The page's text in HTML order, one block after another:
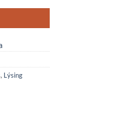
, Lýsing